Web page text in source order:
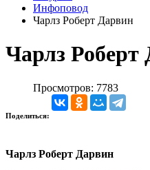
Инфоповод
Чарлз Роберт Дарвин
Чарлз Роберт
Просмотров: 7783
Поделиться:
Чарлз Роберт Дарвин